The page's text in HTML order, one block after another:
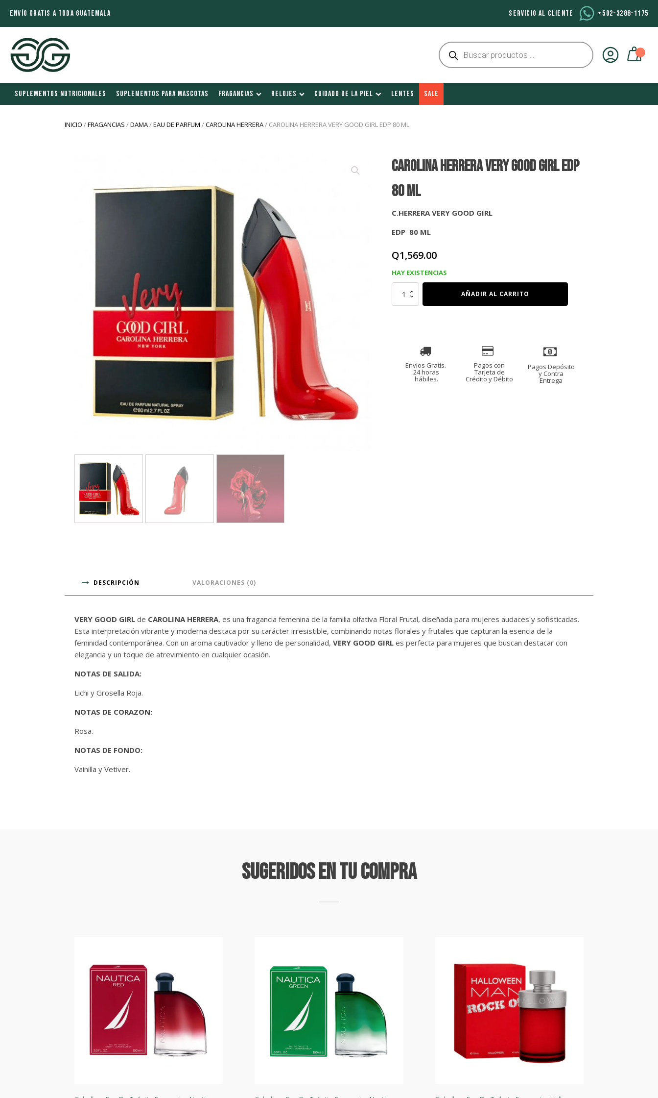
ENVÍO GRATIS A TODA GUATEMALA SERVICIO AL CLIENTE +502-3288-1175
Búsqueda
de
productos
SUPLEMENTOS NUTRICIONALES SUPLEMENTOS PARA MASCOTAS FRAGANCIAS RELOJES CUIDADO DE LA PIEL LENTES SALE
INICIO /FRAGANCIAS /DAMA/EAU DE PARFUM /CAROLINA HERRERA/ CAROLINA HERRERA VERY GOOD GIRL EDP 80 ML
CAROLINA HERRERA VERY GOOD GIRL EDP
80 ml
C.HERRERA VERY GOOD GIRL
EDP 80 ML
Q1,569.00
HAY EXISTENCIAS
CAROLINA
HERRERA
GOOD
AÑADIR AL CARRITO
Envíos Gratis.
24 horas
hábiles.
Pagos con
Tarjeta de
Crédito y Débito
Pagos Depósito
y Contra
Entrega
DESCRIPCIÓN VALORACIONES (0)
VERY GOOD GIRL de CAROLINA HERRERA, es una fragancia femenina de la familia olfativa Floral Frutal, diseñada para mujeres audaces y sofisticadas.
Esta interpretación vibrante y moderna destaca por su carácter irresistible, combinando notas florales y frutales que capturan la esencia de la
feminidad contemporánea. Con un aroma cautivador y lleno de personalidad, VERY GOOD GIRL es perfecta para mujeres que buscan destacar con
elegancia y un toque de atrevimiento en cualquier ocasión.
NOTAS DE SALIDA:
Lichi y Grosella Roja.
NOTAS DE CORAZON:
Rosa.
NOTAS DE FONDO:
Vainilla y Vetiver.
Sugeridos En Tu Compra